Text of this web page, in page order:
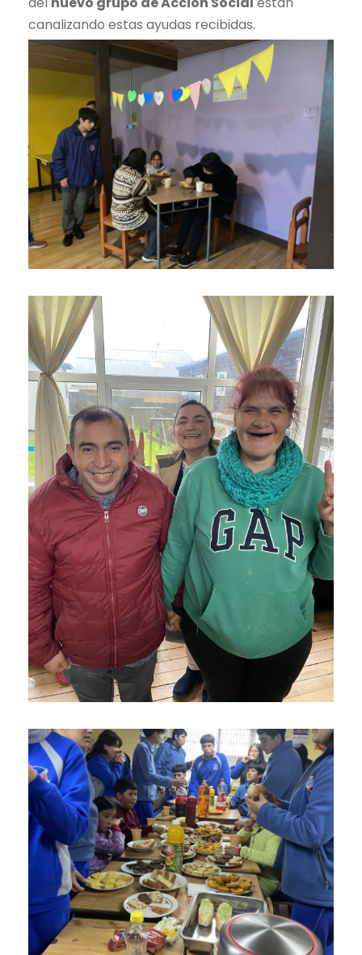
canalizando estas ayudas recibidas.